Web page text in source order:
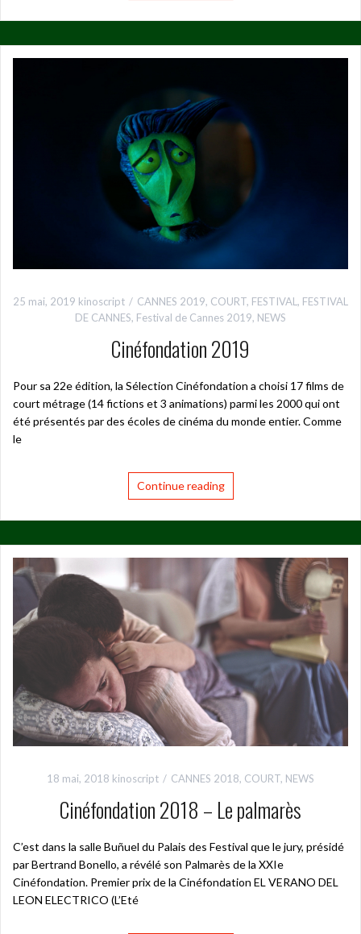
25 mai, 2019 kinoscript CANNES 2019, COURT, FESTIVAL, FESTIVAL
DE CANNES, Festival de Cannes 2019, NEWS
Cinéfondation 2019
Pour sa 22e édition, la Sélection Cinéfondation a choisi 17 films de
court métrage (14 fictions et 3 animations) parmi les 2000 qui ont
été présentés par des écoles de cinéma du monde entier. Comme
le
Continue reading
18 mai, 2018 kinoscript CANNES 2018, COURT, NEWS
Cinéfondation 2018 – Le palmarès
C’est dans la salle Buñuel du Palais des Festival que le jury, présidé
par Bertrand Bonello, a révélé son Palmarès de la XXIe
Cinéfondation. Premier prix de la Cinéfondation EL VERANO DEL
LEON ELECTRICO (L’Eté